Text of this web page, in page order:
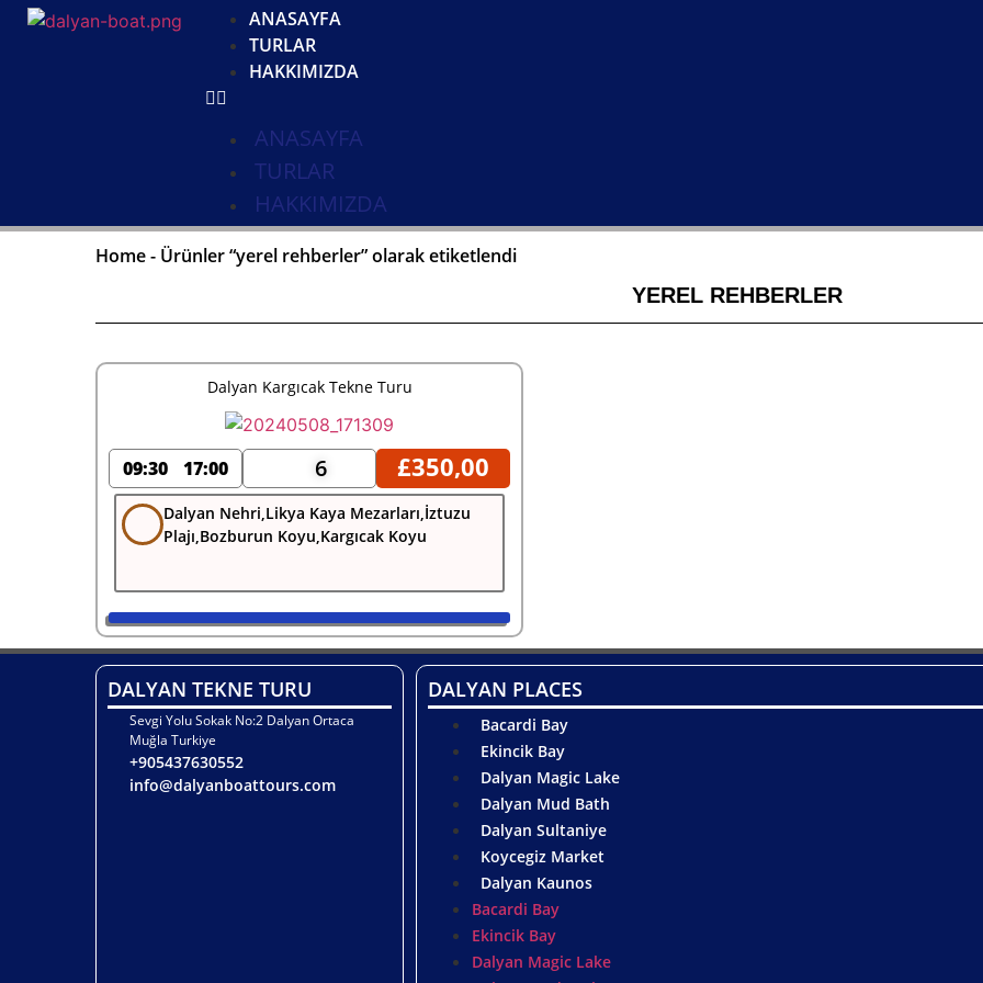
ANASAYFA
TURLAR
HAKKIMIZDA
ANASAYFA
TURLAR
HAKKIMIZDA
Home- Ürünler “yerel rehberler” olarak etiketlendi
YEREL REHBERLER
Dalyan Kargıcak Tekne Turu
09:30 17:00 6 £350,00
Dalyan Nehri,Likya Kaya Mezarları,İztuzu
Plajı,Bozburun Koyu,Kargıcak Koyu
DALYAN TEKNE TURU
Sevgi Yolu Sokak No:2 Dalyan Ortaca
Muğla Turkiye
+905437630552
info@dalyanboattours.com
DALYAN PLACES
Bacardi Bay
Ekincik Bay
Dalyan Magic Lake
Dalyan Mud Bath
Dalyan Sultaniye
Koycegiz Market
Dalyan Kaunos
Bacardi Bay
Ekincik Bay
Dalyan Magic Lake